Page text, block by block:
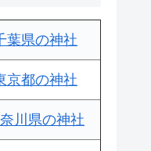
葉県の神社
京都の神社
川県の神社